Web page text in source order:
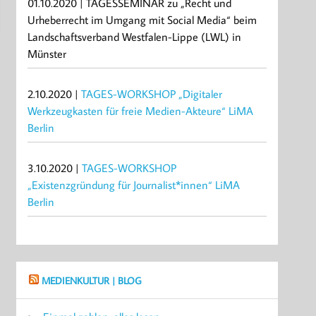
01.10.2020 | TAGESSEMINAR zu „Recht und
Urheberrecht im Umgang mit Social Media“ beim
Landschaftsverband Westfalen-Lippe (LWL) in
Münster
2.10.2020 |TAGES-WORKSHOP „Digitaler
Werkzeugkasten für freie Medien-Akteure“ LiMA
Berlin
3.10.2020 |TAGES-WORKSHOP
„Existenzgründung für Journalist*innen“ LiMA
Berlin
MEDIENKULTUR | BLOG